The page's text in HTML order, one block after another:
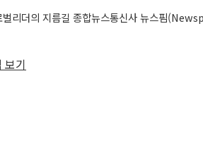
리더의 지름길 종합뉴스통신사 뉴스핌
보기